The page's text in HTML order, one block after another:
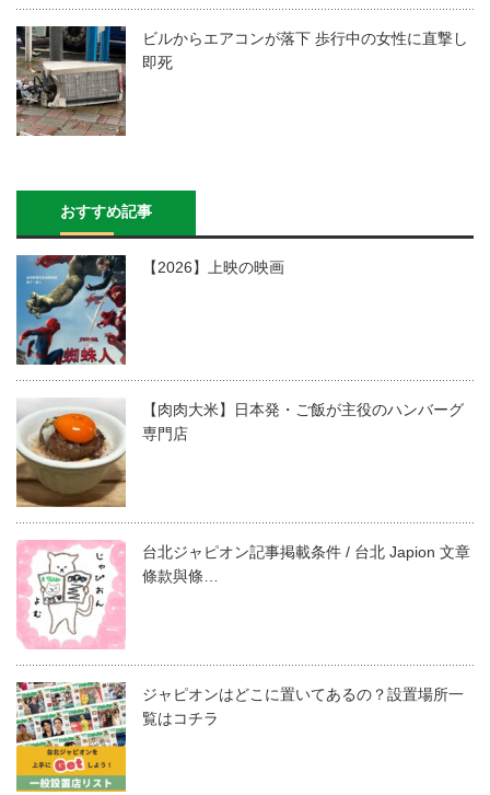
ビルからエアコンが落下 歩行中の女性に直撃し
即死
おすすめ記事
【2026】上映の映画
【肉肉大米】日本発・ご飯が主役のハンバーグ
専門店
台北ジャピオン記事掲載条件 / 台北 Japion 文章
條款與條…
ジャピオンはどこに置いてあるの？設置場所一
覧はコチラ